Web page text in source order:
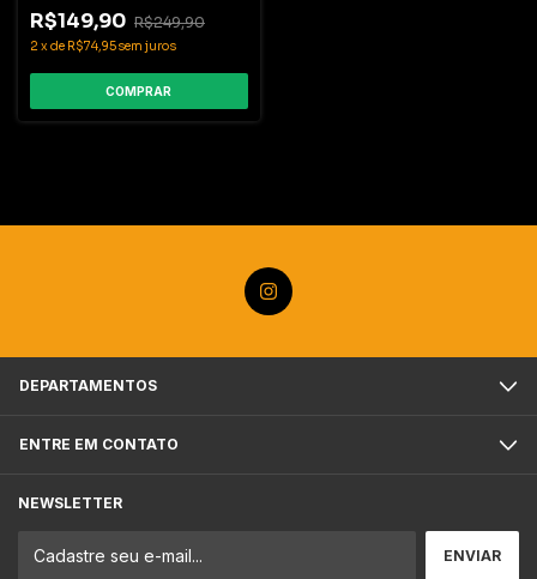
R$149,90 R$249,90
2 xde R$74,95sem juros
COMPRAR
DEPARTAMENTOS
ENTRE EM CONTATO
NEWSLETTER